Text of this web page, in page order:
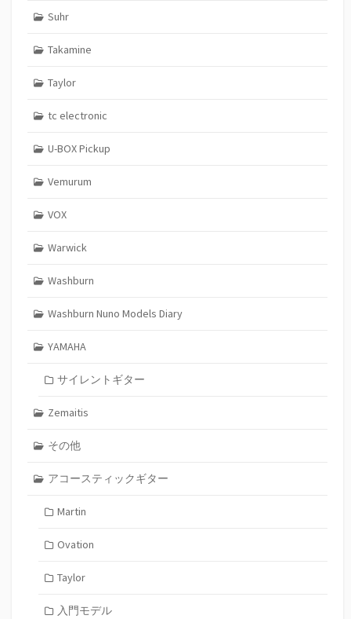
Suhr
Takamine
Taylor
tc electronic
U-BOX Pickup
Vemurum
VOX
Warwick
Washburn
Washburn Nuno Models Diary
YAMAHA
サイレントギター
Zemaitis
その他
アコースティックギター
Martin
Ovation
Taylor
入門モデル